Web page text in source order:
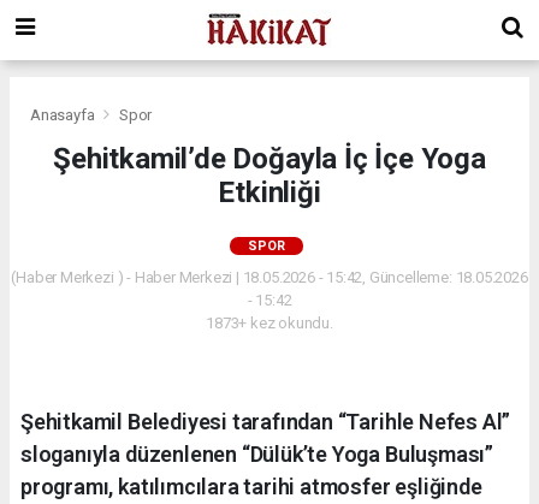
Anasayfa Spor
Şehitkamil’de Doğayla İç İçe Yoga
Etkinliği
SPOR
(Haber Merkezi ) - Haber Merkezi | 18.05.2026 - 15:42, Güncelleme: 18.05.2026
- 15:42
1873+ kez okundu.
Şehitkamil Belediyesi tarafından “Tarihle Nefes Al”
sloganıyla düzenlenen “Dülük’te Yoga Buluşması”
programı, katılımcılara tarihi atmosfer eşliğinde